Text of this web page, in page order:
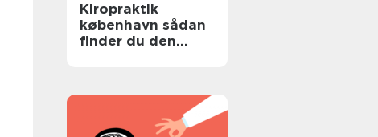
Kiropraktik
københavn sådan
finder du den